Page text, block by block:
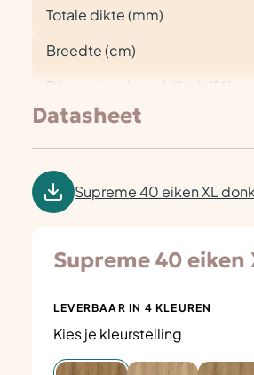
Totale dikte (mm)
Breedte (cm)
Dimensionele stabiliteit (%)
Datasheet
Supreme 40 eiken XL
Supreme 40
LEVERBAAR IN 4 KLEUREN
Kies je kleurstelling